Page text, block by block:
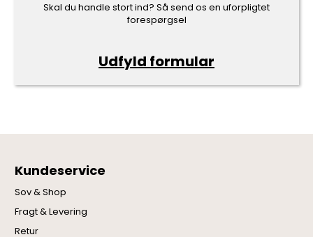
Skal du handle stort ind? Så send os en uforpligtet
forespørgsel
Udfyld formular
Kundeservice
Sov & Shop
Fragt & Levering
Retur